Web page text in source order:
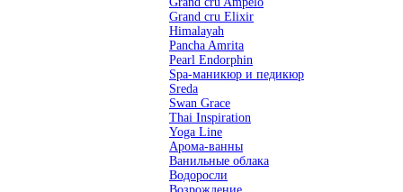
Grand сru Elixir
Himalayah
Pancha Amrita
Pearl Endorphin
Spa-маникюр и педикюр
Sreda
Swan Grace
Thai Inspiration
Yoga Line
Арома-ванны
Ванильные облака
Водоросли